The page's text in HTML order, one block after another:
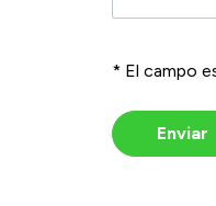
* El campo
Enviar